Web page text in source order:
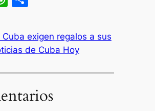
exigen regalos a sus
de Cuba Hoy